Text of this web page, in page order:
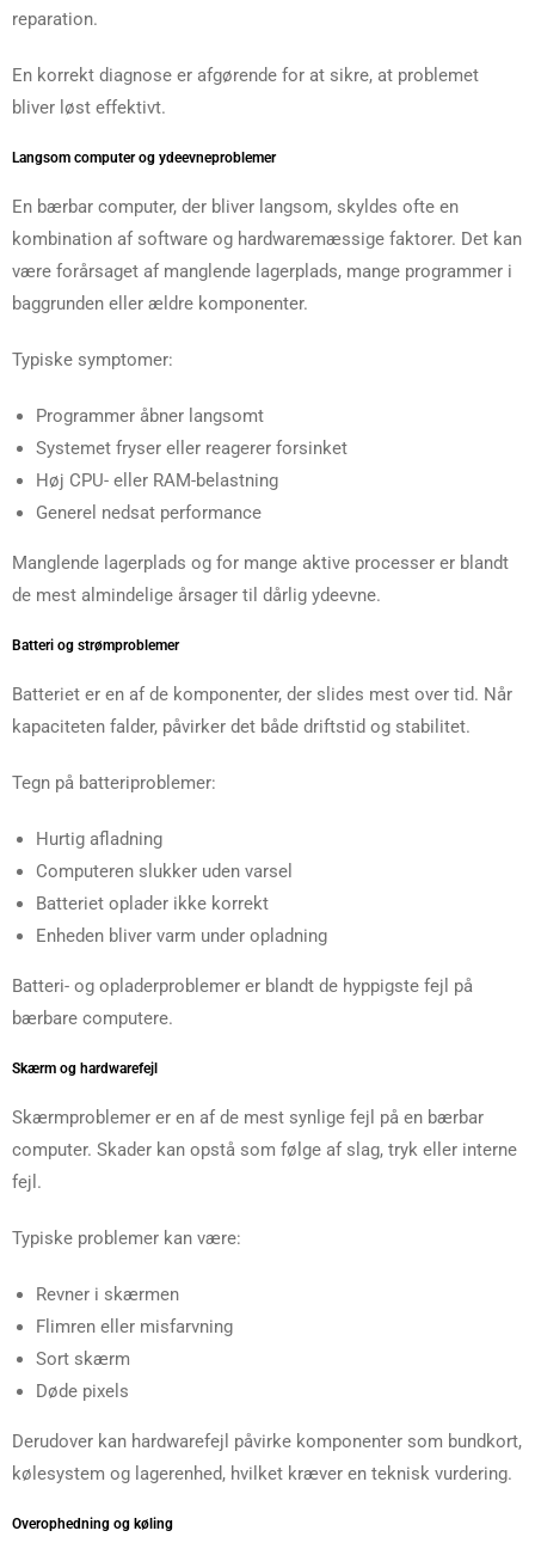
reparation.
En korrekt diagnose er afgørende for at sikre, at problemet
bliver løst effektivt.
Langsom computer og ydeevneproblemer
En bærbar computer, der bliver langsom, skyldes ofte en
kombination af software og hardwaremæssige faktorer. Det kan
være forårsaget af manglende lagerplads, mange programmer i
baggrunden eller ældre komponenter.
Typiske symptomer:
Programmer åbner langsomt
Systemet fryser eller reagerer forsinket
Høj CPU- eller RAM-belastning
Generel nedsat performance
Manglende lagerplads og for mange aktive processer er blandt
de mest almindelige årsager til dårlig ydeevne.
Batteri og strømproblemer
Batteriet er en af de komponenter, der slides mest over tid. Når
kapaciteten falder, påvirker det både driftstid og stabilitet.
Tegn på batteriproblemer:
Hurtig afladning
Computeren slukker uden varsel
Batteriet oplader ikke korrekt
Enheden bliver varm under opladning
Batteri- og opladerproblemer er blandt de hyppigste fejl på
bærbare computere.
Skærm og hardwarefejl
Skærmproblemer er en af de mest synlige fejl på en bærbar
computer. Skader kan opstå som følge af slag, tryk eller interne
fejl.
Typiske problemer kan være:
Revner i skærmen
Flimren eller misfarvning
Sort skærm
Døde pixels
Derudover kan hardwarefejl påvirke komponenter som bundkort,
kølesystem og lagerenhed, hvilket kræver en teknisk vurdering.
Overophedning og køling